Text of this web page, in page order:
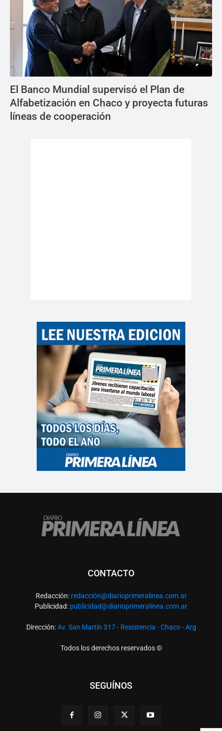
El Banco Mundial supervisó el Plan de
Alfabetización en Chaco y proyecta futuras
líneas de cooperación
CONTACTO
Redacción: redacción@diarioprimeralinea.com.ar
Publicidad: publicidad@diarioprimeralinea.com.ar
Dirección:Av. San Martín 317 - Resistencia - Chaco - Arg
Todos los derechos reservados ©
SEGUÍNOS